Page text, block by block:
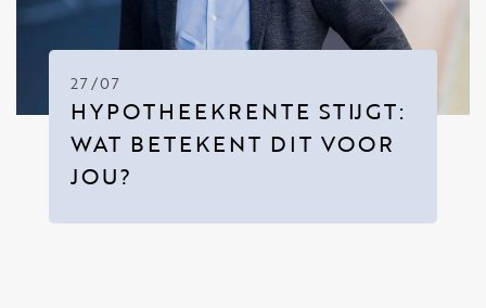
27/07
HYPOTHEEKRENTE STIJGT:
WAT BETEKENT DIT VOOR
JOU?